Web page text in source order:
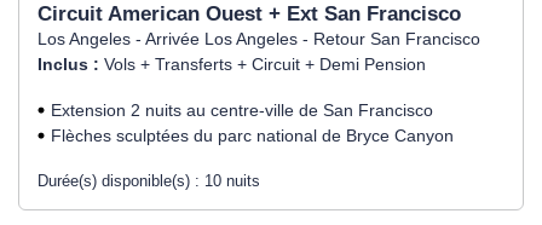
Circuit American Ouest + Ext San Francisco
Los Angeles - Arrivée Los Angeles - Retour San Francisco
Inclus : Vols + Transferts + Circuit + Demi Pension
Extension 2 nuits au centre-ville de San Francisco
Flèches sculptées du parc national de Bryce Canyon
Durée(s) disponible(s) : 10 nuits